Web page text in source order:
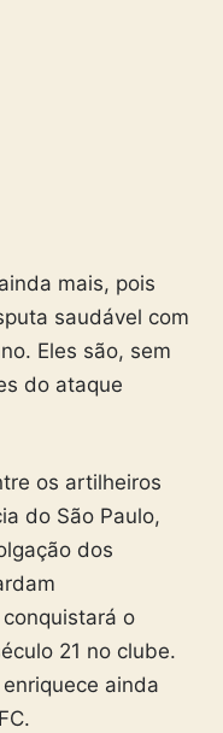
mais, pois
saudável com
Eles são, sem
do ataque
os artilheiros
do São Paulo,
dos
o
21 no clube.
ainda